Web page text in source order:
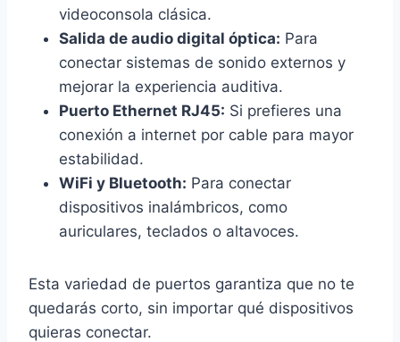
videoconsola clásica.
Salida de audio digital óptica: Para
conectar sistemas de sonido externos y
mejorar la experiencia auditiva.
Puerto Ethernet RJ45: Si prefieres una
conexión a internet por cable para mayor
estabilidad.
WiFi y Bluetooth: Para conectar
dispositivos inalámbricos, como
auriculares, teclados o altavoces.
Esta variedad de puertos garantiza que no te
quedarás corto, sin importar qué dispositivos
quieras conectar.